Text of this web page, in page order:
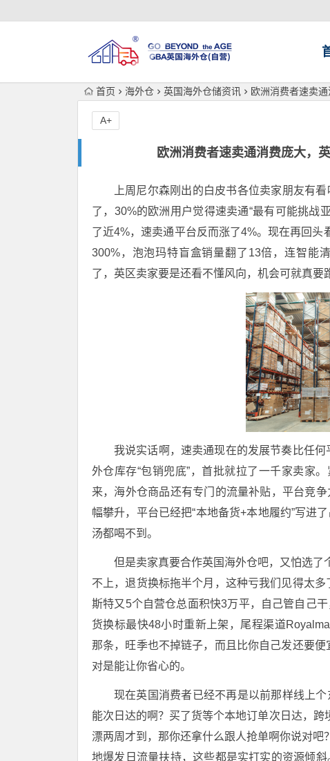
首页 海外仓 英国海外仓储资讯 欧洲消费者速卖
欧洲消费者速卖通消费庞大，
A+
上周尼尔森刚出的白皮书各位卖家朋友有
了，30%的欧洲用户觉得速卖通“最有可能挑战
了近4%，速卖通平台反而涨了4%。现在再回
300%，泡泡玛特盲盒销量翻了13倍，连智能
了，英区卖家要是还看不懂风向，机会可就真要
我说实话啊，速卖通现在的发展节奏比任
外仓库存“包销兜底”，首批就拉了一千家卖家
来，海外仓商品还有专门的流量补贴，平台竞
幅攀升，平台已经把“本地备货+本地履约”写进
汤都喝不到。
但是卖家真要合作英国海外仓吧，又怕选了
不上，退货换标拖半个月，这种亏我们见得太多
斯特又5个自营仓总面积快3万平，自己管自己
货换标最快48小时重新上架，尾程渠道
那条，旺季也不掉链子，而且比你自己发还要便
对是能让你省心的。
现在英国消费者已经不再是以前那样线上
能次日达的啊？买了货等个本地订单次日达，
漂两周才到，那你还拿什么跟人抢单啊你说对吧
地爆发日流量扶持，这些都是实打实的资源倾